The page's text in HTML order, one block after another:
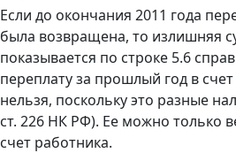
Если до окончания 2011 года
была возвращена, то излишняя
показывается по строке 5.6
переплату за прошлый год в
нельзя, поскольку это разные
ст. 226 НК РФ). Ее можно только
счет работника.